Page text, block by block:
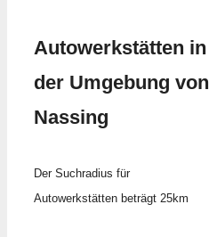
Autowerkstätten in
der Umgebung von
Nassing
Der Suchradius für
Autowerkstätten beträgt 25km